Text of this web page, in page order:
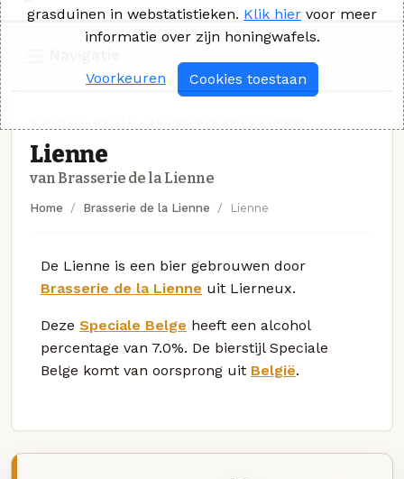
Lienne
van Brasserie de la Lienne
Home Brasserie de la Lienne Lienne
De Lienne is een bier gebrouwen door
Brasserie de la Lienne uit Lierneux.
Deze Speciale Belge heeft een alcohol
percentage van 7.0%. De bierstijl Speciale
Belge komt van oorsprong uit België.
grasduinen in webstatistieken. Klik hier voor meer
informatie over zijn honingwafels.
Voorkeuren Cookies toestaan